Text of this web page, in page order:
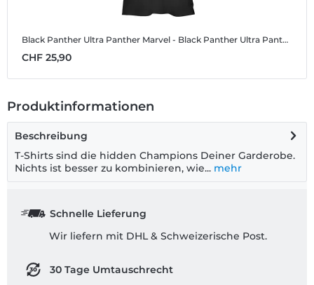
Black Panther Ultra Panther Marvel - Black Panther Ultra Panther - Frauen T-Shirt
CHF 25,90
Produktinformationen
Beschreibung
T-Shirts sind die hidden Champions Deiner Garderobe.
Nichts ist besser zu kombinieren, wie... mehr
Schnelle Lieferung
Wir liefern mit DHL & Schweizerische Post.
30 Tage Umtauschrecht